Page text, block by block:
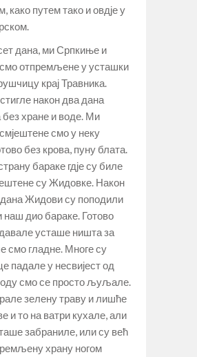
како путем тако и овдје у
дана, ми Српкиње и
отпремљене у усташки
крај Травника.
након два дана
хране и воде. Ми
смо у неку
без крова, пуну блата.
бараке гдје су биле
су Жидовке. Након
Жидови су поподили
наш дио бараке. Готово
усташе ништа за
смо гладне. Многе су
падале у несвијест од
смо се просто љуљале.
зелену траву и лишће
и то на ватри кухале, али
забраниле, или су већ
храну ногом